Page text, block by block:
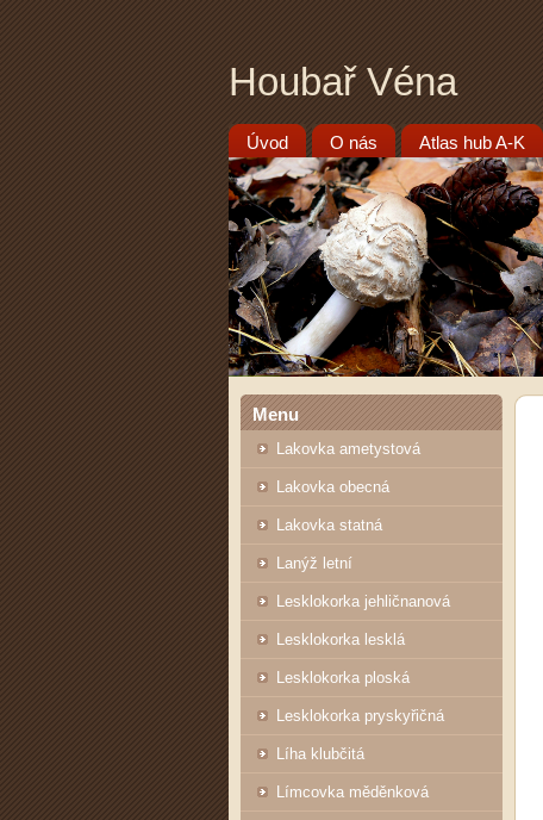
Houbař Véna
Úvod O nás Atlas hub A-K
Menu
Lakovka ametystová
Lakovka obecná
Lakovka statná
Lanýž letní
Lesklokorka jehličnanová
Lesklokorka lesklá
Lesklokorka ploská
Lesklokorka pryskyřičná
Líha klubčitá
Límcovka měděnková